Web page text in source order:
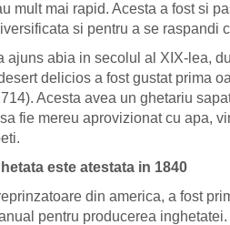
mult mai rapid. Acesta a fost si
si pentru a se raspandi
ajuns abia in secolul al XIX-lea,
delicios a fost gustat prima
Acesta avea un ghetariu
fie mereu aprovizionat cu apa,
este atestata in 1840
din america, a fost
pentru producerea